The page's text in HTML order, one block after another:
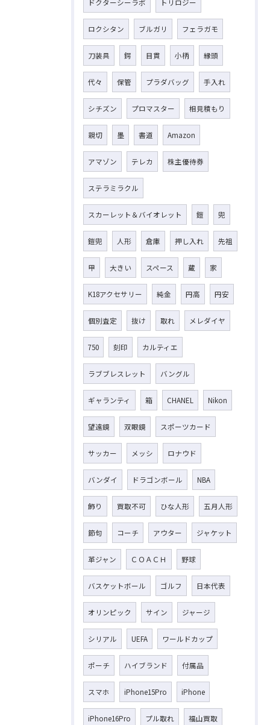
ドクターシーラボ トリロジー
ロクシタン ブルガリ フェラガモ
刀装具 鍔 目貫 小柄 縁頭
代々 保管 プラダバッグ 手入れ
シチズン プロマスター 相見積もり
親切 墨 書道 Amazon
アマゾン テレカ 株主優待券
ステラミラクル
スカーレット＆バイオレット 鎧 兜
鎧兜 人形 倉庫 押し入れ 先祖
甲 大きい スペース 蔵 家
K18アクセサリー 純金 円高 円安
個別査定 抜け 取れ メレダイヤ
750 刻印 カルティエ
ラブブレスレット バングル
ギャランティ 箱 CHANEL Nikon
望遠鏡 双眼鏡 スポーツカード
サッカー メッシ ロナウド
バンダイ ドラゴンボール NBA
飾り 買取不可 ひな人形 五月人形
節句 コーチ アウター ジャケット
革ジャン ＣＯＡＣＨ 野球
バスケットボール ゴルフ 日本代表
オリンピック サイン ジャージ
シリアル UEFA ワールドカップ
ポーチ ハイブランド 付属品
スマホ iPhone15Pro iPhone
iPhone16Pro プル取れ 福山買取